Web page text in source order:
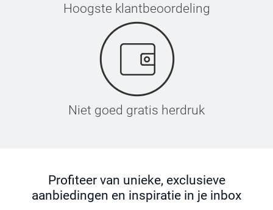
Hoogste klantbeoordeling
Niet goed gratis herdruk
Profiteer van unieke, exclusieve
aanbiedingen en inspiratie in je inbox